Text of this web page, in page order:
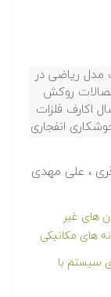
مدل ریاضی در
روکش
اکارف فلزات
انفجاری
، علی مهدی
های غیر
های مکانیکی
سیستم با